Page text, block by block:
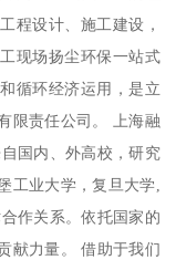
程设计、施工建设，
现场扬尘环保一站式
循环经济运用，是立
限责任公司。 上海融
国内、外高校，研究
工业大学，复旦大学,
作关系。依托国家的
献力量。 借助于我们